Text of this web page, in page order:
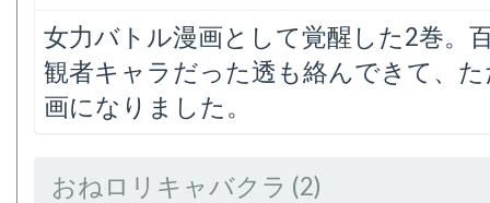
女力バトル漫画として覚醒した2巻。
観者キャラだった透も絡んできて、
画になりました。
おねロリキャバクラ (2)